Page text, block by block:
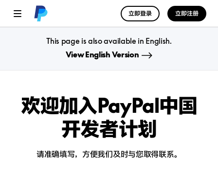
立即登录 立即注册
This page is also available in English.
View English Version
欢迎加入PayPal中国
开发者计划
请准确填写，方便我们及时与您取得联系。